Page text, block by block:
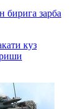
бирига зарба
куз